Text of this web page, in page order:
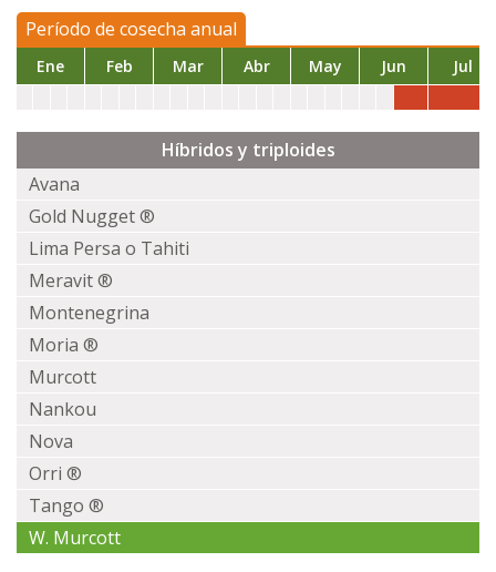
Período de cosecha anual
Ene Feb Mar Abr May Jun Jul
Híbridos y triploides
Avana
Gold Nugget ®
Lima Persa o Tahiti
Meravit ®
Montenegrina
Moria ®
Murcott
Nankou
Nova
Orri ®
Tango ®
W. Murcott